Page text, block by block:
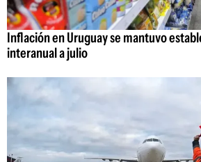
Inflación en Uruguay se mantuvo
interanual a julio